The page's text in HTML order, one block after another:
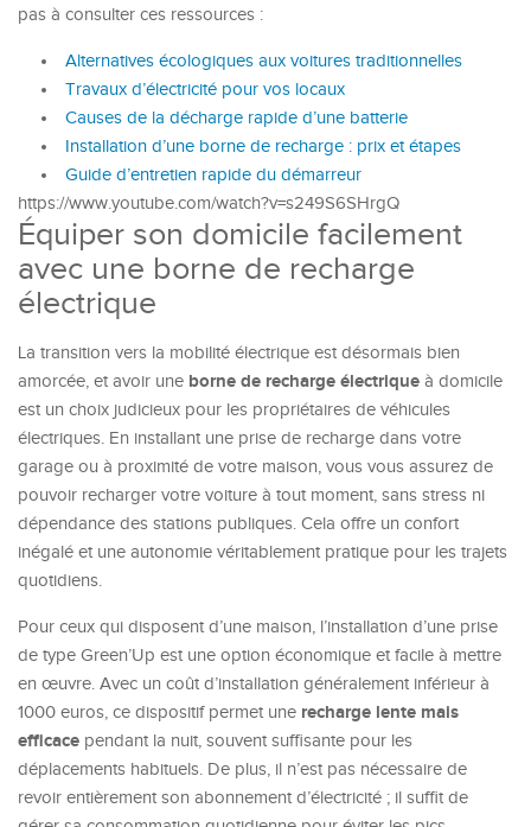
pas à consulter ces ressources :
Alternatives écologiques aux voitures traditionnelles
Travaux d’électricité pour vos locaux
Causes de la décharge rapide d’une batterie
Installation d’une borne de recharge : prix et étapes
Guide d’entretien rapide du démarreur
https://www.youtube.com/watch?v=s249S6SHrgQ
Équiper son domicile facilement
avec une borne de recharge
électrique
La transition vers la mobilité électrique est désormais bien
amorcée, et avoir une borne de recharge électrique à domicile
est un choix judicieux pour les propriétaires de véhicules
électriques. En installant une prise de recharge dans votre
garage ou à proximité de votre maison, vous vous assurez de
pouvoir recharger votre voiture à tout moment, sans stress ni
dépendance des stations publiques. Cela offre un confort
inégalé et une autonomie véritablement pratique pour les trajets
quotidiens.
Pour ceux qui disposent d’une maison, l’installation d’une prise
de type Green’Up est une option économique et facile à mettre
en œuvre. Avec un coût d’installation généralement inférieur à
1000 euros, ce dispositif permet une recharge lente mais
efficace pendant la nuit, souvent suffisante pour les
déplacements habituels. De plus, il n’est pas nécessaire de
revoir entièrement son abonnement d’électricité ; il suffit de